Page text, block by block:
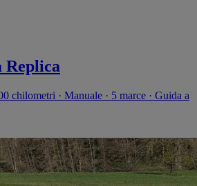
Replica
chilometri · Manuale · 5 marce · Guida a